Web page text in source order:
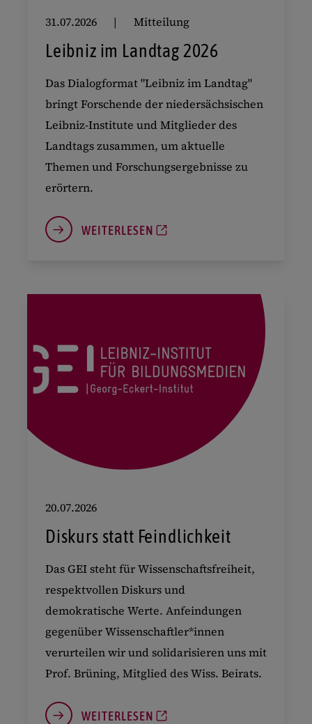
31.07.2026 Mitteilung
Leibniz im Landtag 2026
Das Dialogformat "Leibniz im Landtag"
bringt Forschende der niedersächsischen
Leibniz-Institute und Mitglieder des
Landtags zusammen, um aktuelle
Themen und Forschungsergebnisse zu
erörtern.
WEITERLESEN
20.07.2026
Diskurs statt Feindlichkeit
Das GEI steht für Wissenschaftsfreiheit,
respektvollen Diskurs und
demokratische Werte. Anfeindungen
gegenüber Wissenschaftler*innen
verurteilen wir und solidarisieren uns mit
Prof. Brüning, Mitglied des Wiss. Beirats.
WEITERLESEN